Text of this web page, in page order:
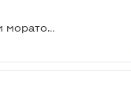
ГРС не согласовала отмену Кабмином моратория на проверки недропользователей